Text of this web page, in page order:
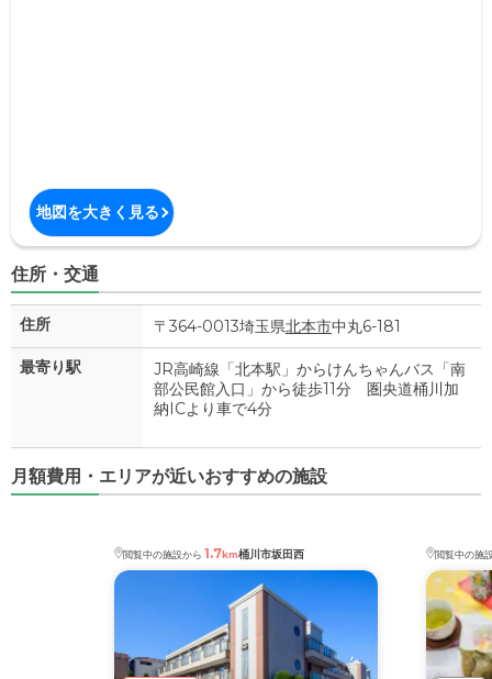
地図を大きく見る
住所・交通
住所 〒364-0013埼玉県北本市中丸6-181
最寄り駅
JR高崎線「北本駅」からけんちゃんバス「南
部公民館入口」から徒歩11分 圏央道桶川加
納ICより車で4分
月額費用・エリアが近いおすすめの施設
閲覧中の施設から 1.7km桶川市坂田西 閲覧中の施